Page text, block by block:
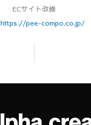
ECサイト改修
https://pee-compo.co.jp/